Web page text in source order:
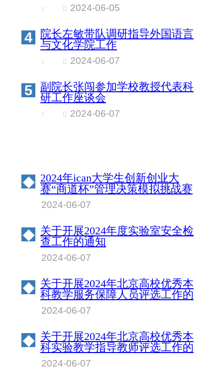
2024-06-05
4
院长左敏带队调研指导外国语言
与文化学院工作
2024-06-07
5
副院长张闯参加学校教授代表科
研工作座谈会
2024-06-07
◆ 2024年ican大学生创新创业大
赛“商道杯”管理决策模拟挑战赛
北京物资学院校园赛成绩公示
2024-06-07
◆ 关于开展2024年度实验室安全检
查工作的通知
2024-06-07
◆ 关于开展2024年北京高校优秀本
科教学服务保障人员评选工作的
通知
2024-06-07
◆ 关于开展2024年北京高校优秀本
科实验教学指导教师评选工作的
通知
2024-06-07